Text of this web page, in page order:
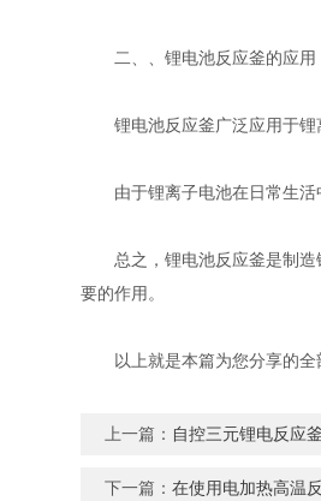
二、、锂电池反应釜的应用
锂电池反应釜广泛应用于锂
由于锂离子电池在日常生活中
总之，锂电池反应釜是制造
要的作用。
以上就是本篇为您分享的全
上一篇： 自控三元锂电反应
下一篇：在使用电加热高温